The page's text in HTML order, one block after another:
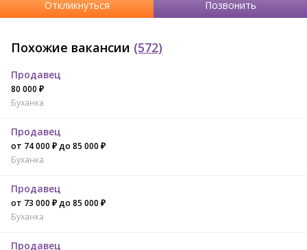
Откликнуться Позвонить
Похожие вакансии (572)
Продавец
80 000 ₽
Буханка
Продавец
от 74 000 ₽ до 85 000 ₽
Буханка
Продавец
от 73 000 ₽ до 85 000 ₽
Буханка
Продавец